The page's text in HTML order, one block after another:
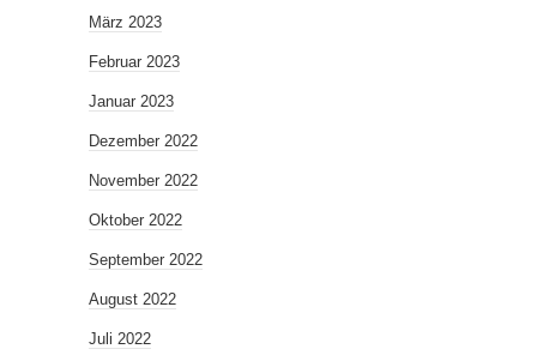
März 2023
Februar 2023
Januar 2023
Dezember 2022
November 2022
Oktober 2022
September 2022
August 2022
Juli 2022